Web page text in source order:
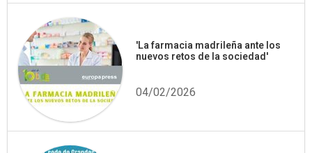
'La farmacia madrileña ante los
nuevos retos de la sociedad'
04/02/2026